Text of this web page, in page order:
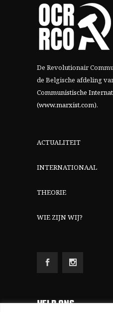
De Revolutionair
de Belgische afdeling
Communistische
(www.marxist.com).
ACTUALITEIT
INTERNATIONAAL
THEORIE
WIE ZIJN WIJ?
HELP ONS